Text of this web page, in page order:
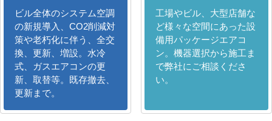
ビル全体のシステム空調
の新規導入、CO2削減対
策や老朽化に伴う、全交
換、更新、増設。水冷
式、ガスエアコンの更
新、取替等。既存撤去、
更新まで。
工場やビル、大型店舗な
ど様々な空間にあった設
備用パッケージエアコ
ン。機器選択から施工ま
で弊社にご相談くださ
い。